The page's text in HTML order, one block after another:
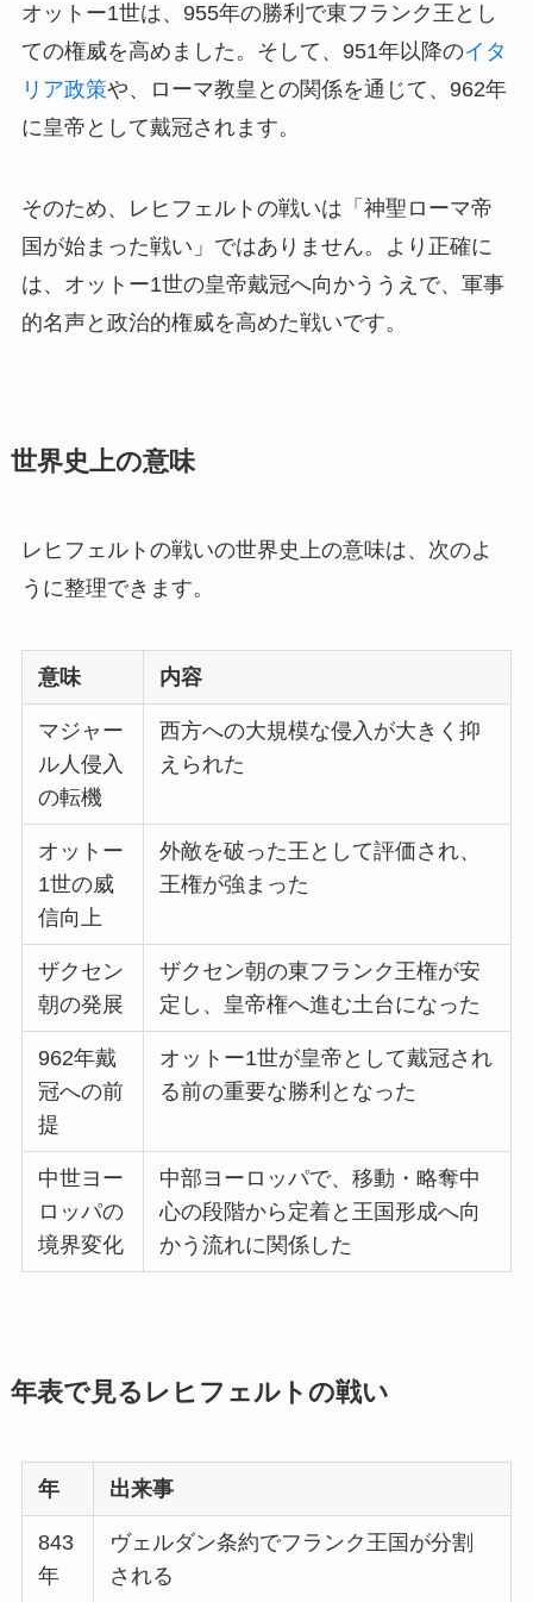
オットー1世は、955年の勝利で東フランク王とし
ての権威を高めました。そして、951年以降のイタ
リア政策や、ローマ教皇との関係を通じて、962年
に皇帝として戴冠されます。
そのため、レヒフェルトの戦いは「神聖ローマ帝
国が始まった戦い」ではありません。より正確に
は、オットー1世の皇帝戴冠へ向かううえで、軍事
的名声と政治的権威を高めた戦いです。
世界史上の意味
レヒフェルトの戦いの世界史上の意味は、次のよ
うに整理できます。
意味 内容
マジャー
ル人侵入
の転機
西方への大規模な侵入が大きく抑
えられた
オットー
1世の威
信向上
外敵を破った王として評価され、
王権が強まった
ザクセン
朝の発展
ザクセン朝の東フランク王権が安
定し、皇帝権へ進む土台になった
962年戴
冠への前
提
オットー1世が皇帝として戴冠され
る前の重要な勝利となった
中世ヨー
ロッパの
境界変化
中部ヨーロッパで、移動・略奪中
心の段階から定着と王国形成へ向
かう流れに関係した
年表で見るレヒフェルトの戦い
年 出来事
843
年
ヴェルダン条約でフランク王国が分割
される